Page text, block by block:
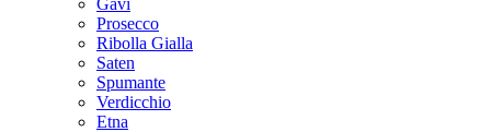
Gavi
Prosecco
Ribolla Gialla
Saten
Spumante
Verdicchio
Etna